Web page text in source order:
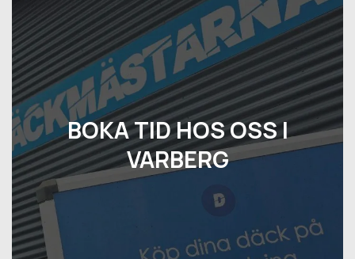
BOKA TID HOS OSS I
VARBERG